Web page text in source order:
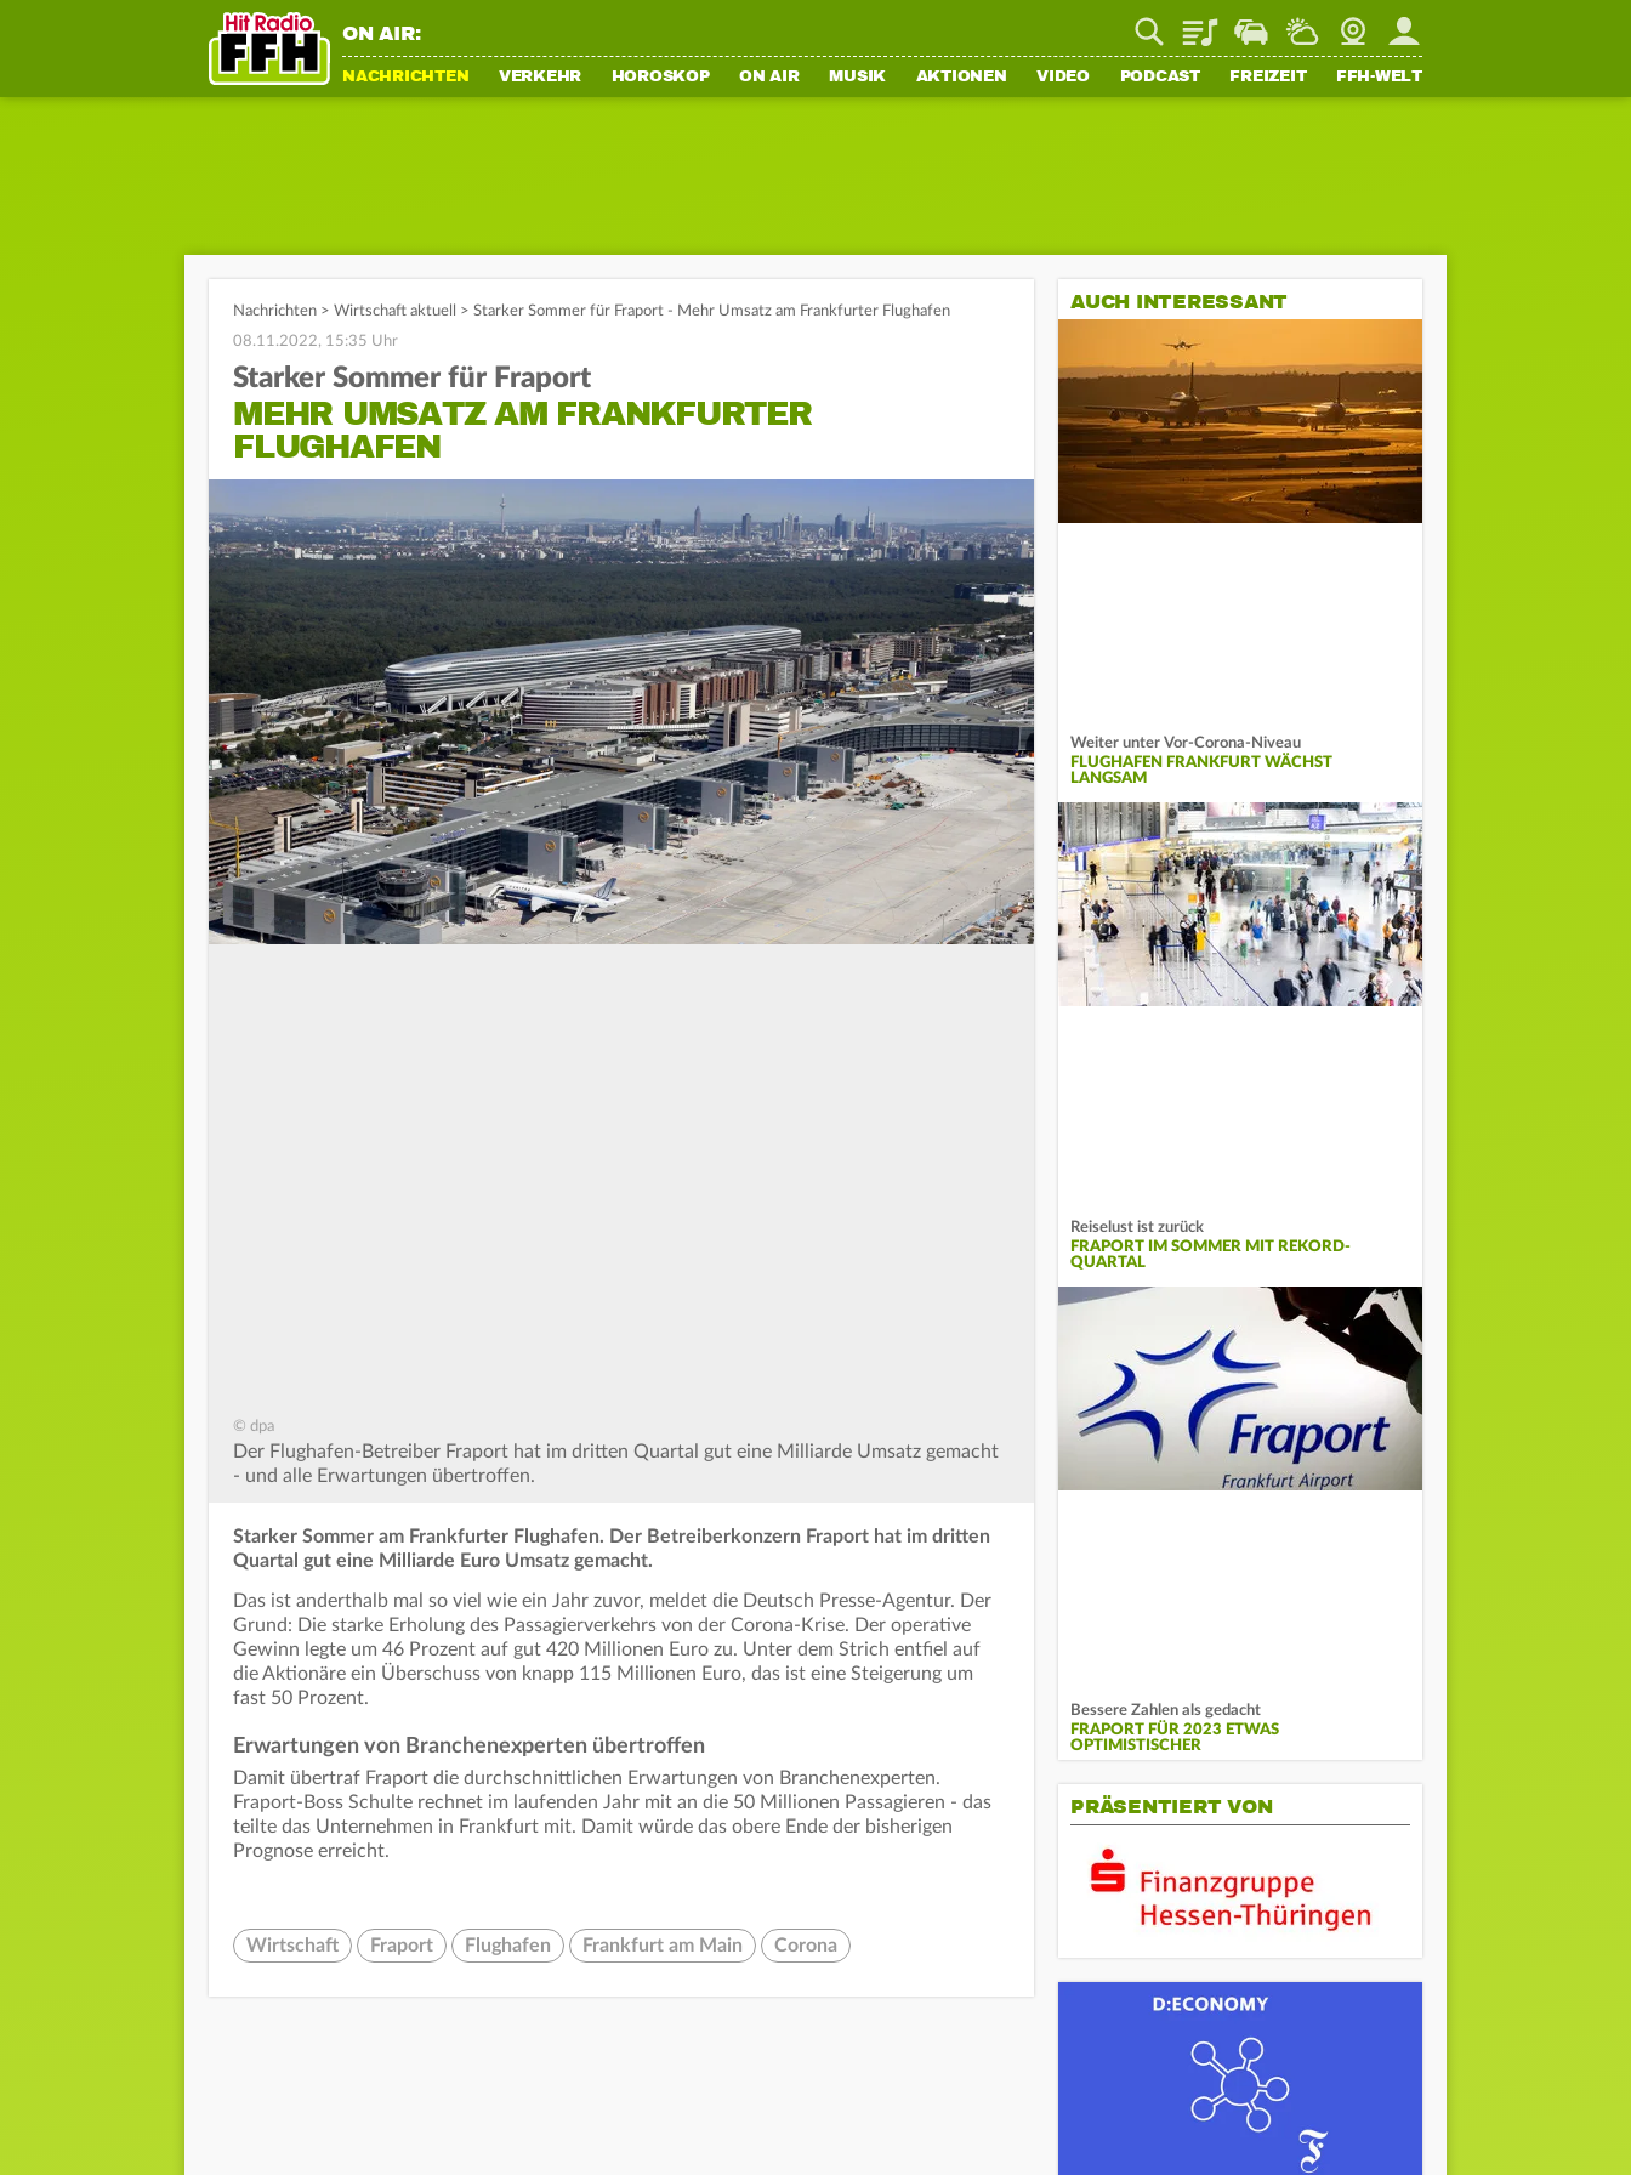
ON AIR: PlaylistStaupilotWetterWebcamMein FFH
NACHRICHTEN VERKEHR HOROSKOP ON AIR MUSIK AKTIONEN VIDEO PODCAST FREIZEIT FFH-WELT
Nachrichten > Wirtschaft aktuell > Starker Sommer für Fraport - Mehr Umsatz am Frankfurter Flughafen
08.11.2022, 15:35 Uhr
Starker Sommer für Fraport
MEHR UMSATZ AM FRANKFURTER
FLUGHAFEN
© dpa
Der Flughafen-Betreiber Fraport hat im dritten Quartal gut eine Milliarde Umsatz gemacht
- und alle Erwartungen übertroffen.
Starker Sommer am Frankfurter Flughafen. Der Betreiberkonzern Fraport hat im dritten
Quartal gut eine Milliarde Euro Umsatz gemacht.
Das ist anderthalb mal so viel wie ein Jahr zuvor, meldet die Deutsch Presse-Agentur. Der
Grund: Die starke Erholung des Passagierverkehrs von der Corona-Krise. Der operative
Gewinn legte um 46 Prozent auf gut 420 Millionen Euro zu. Unter dem Strich entfiel auf
die Aktionäre ein Überschuss von knapp 115 Millionen Euro, das ist eine Steigerung um
fast 50 Prozent.
Erwartungen von Branchenexperten übertroffen
Damit übertraf Fraport die durchschnittlichen Erwartungen von Branchenexperten.
Fraport-Boss Schulte rechnet im laufenden Jahr mit an die 50 Millionen Passagieren - das
teilte das Unternehmen in Frankfurt mit. Damit würde das obere Ende der bisherigen
Prognose erreicht.
Wirtschaft Fraport Flughafen Frankfurt am Main Corona
AUCH INTERESSANT
Weiter unter Vor-Corona-Niveau
FLUGHAFEN FRANKFURT WÄCHST
LANGSAM
Reiselust ist zurück
FRAPORT IM SOMMER MIT REKORD-
QUARTAL
Bessere Zahlen als gedacht
FRAPORT FÜR 2023 ETWAS
OPTIMISTISCHER
PRÄSENTIERT VON